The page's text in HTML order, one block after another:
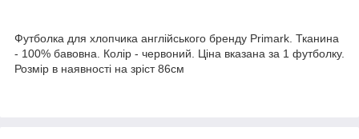
Футболка для хлопчика англійського бренду Primark. Тканина
- 100% бавовна. Колір - червоний. Ціна вказана за 1 футболку.
Розмір в наявності на зріст 86см